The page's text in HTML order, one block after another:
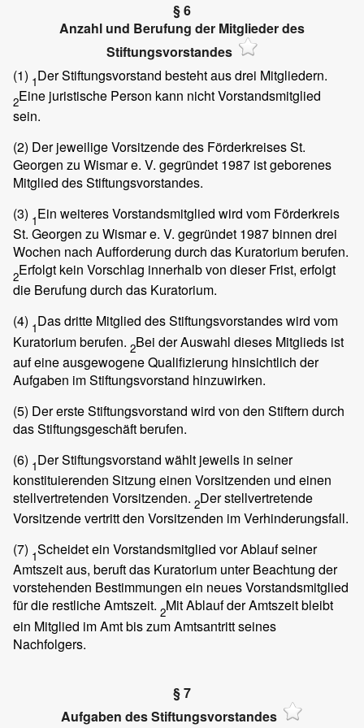
§ 6
Anzahl und Berufung der Mitglieder des
Stiftungsvorstandes
(1) 1Der Stiftungsvorstand besteht aus drei Mitgliedern.
2Eine juristische Person kann nicht Vorstandsmitglied
sein.
(2) Der jeweilige Vorsitzende des Förderkreises St.
Georgen zu Wismar e. V. gegründet 1987 ist geborenes
Mitglied des Stiftungsvorstandes.
(3) 1Ein weiteres Vorstandsmitglied wird vom Förderkreis
St. Georgen zu Wismar e. V. gegründet 1987 binnen drei
Wochen nach Aufforderung durch das Kuratorium berufen.
2Erfolgt kein Vorschlag innerhalb von dieser Frist, erfolgt
die Berufung durch das Kuratorium.
(4) 1Das dritte Mitglied des Stiftungsvorstandes wird vom
Kuratorium berufen. 2Bei der Auswahl dieses Mitglieds ist
auf eine ausgewogene Qualifizierung hinsichtlich der
Aufgaben im Stiftungsvorstand hinzuwirken.
(5) Der erste Stiftungsvorstand wird von den Stiftern durch
das Stiftungsgeschäft berufen.
(6) 1Der Stiftungsvorstand wählt jeweils in seiner
konstituierenden Sitzung einen Vorsitzenden und einen
stellvertretenden Vorsitzenden. 2Der stellvertretende
Vorsitzende vertritt den Vorsitzenden im Verhinderungsfall.
(7) 1Scheidet ein Vorstandsmitglied vor Ablauf seiner
Amtszeit aus, beruft das Kuratorium unter Beachtung der
vorstehenden Bestimmungen ein neues Vorstandsmitglied
für die restliche Amtszeit. 2Mit Ablauf der Amtszeit bleibt
ein Mitglied im Amt bis zum Amtsantritt seines
Nachfolgers.
§ 7
Aufgaben des Stiftungsvorstandes